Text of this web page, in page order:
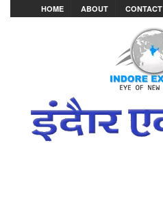
HOME ABOUT CONTACT